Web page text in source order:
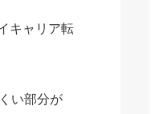
キャリア転
い部分が